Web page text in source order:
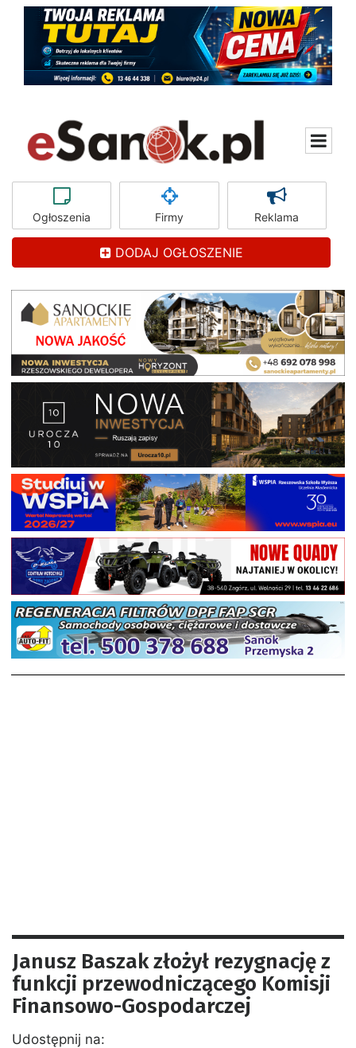
Ogłoszenia Firmy Reklama
DODAJ OGŁOSZENIE
Janusz Baszak złożył rezygnację z
funkcji przewodniczącego Komisji
Finansowo-Gospodarczej
Udostępnij na: